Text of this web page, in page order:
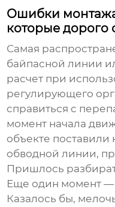
Ошибки
которые дорого
Самая
байпасной линии
расчет при
регулирующего
справиться с
момент начала
объекте
обводной линии,
Пришлось
Еще один момент —
Казалось бы,